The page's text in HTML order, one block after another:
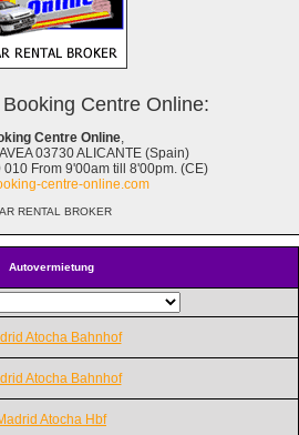
Autovermietung
Atocha Bahnhof
Atocha Bahnhof
Atocha Hbf
Centre Online:
Centre Online,
03730 ALICANTE (Spain)
From 9'00am till 8'00pm. (CE)
centre-online.com
RENTAL BROKER